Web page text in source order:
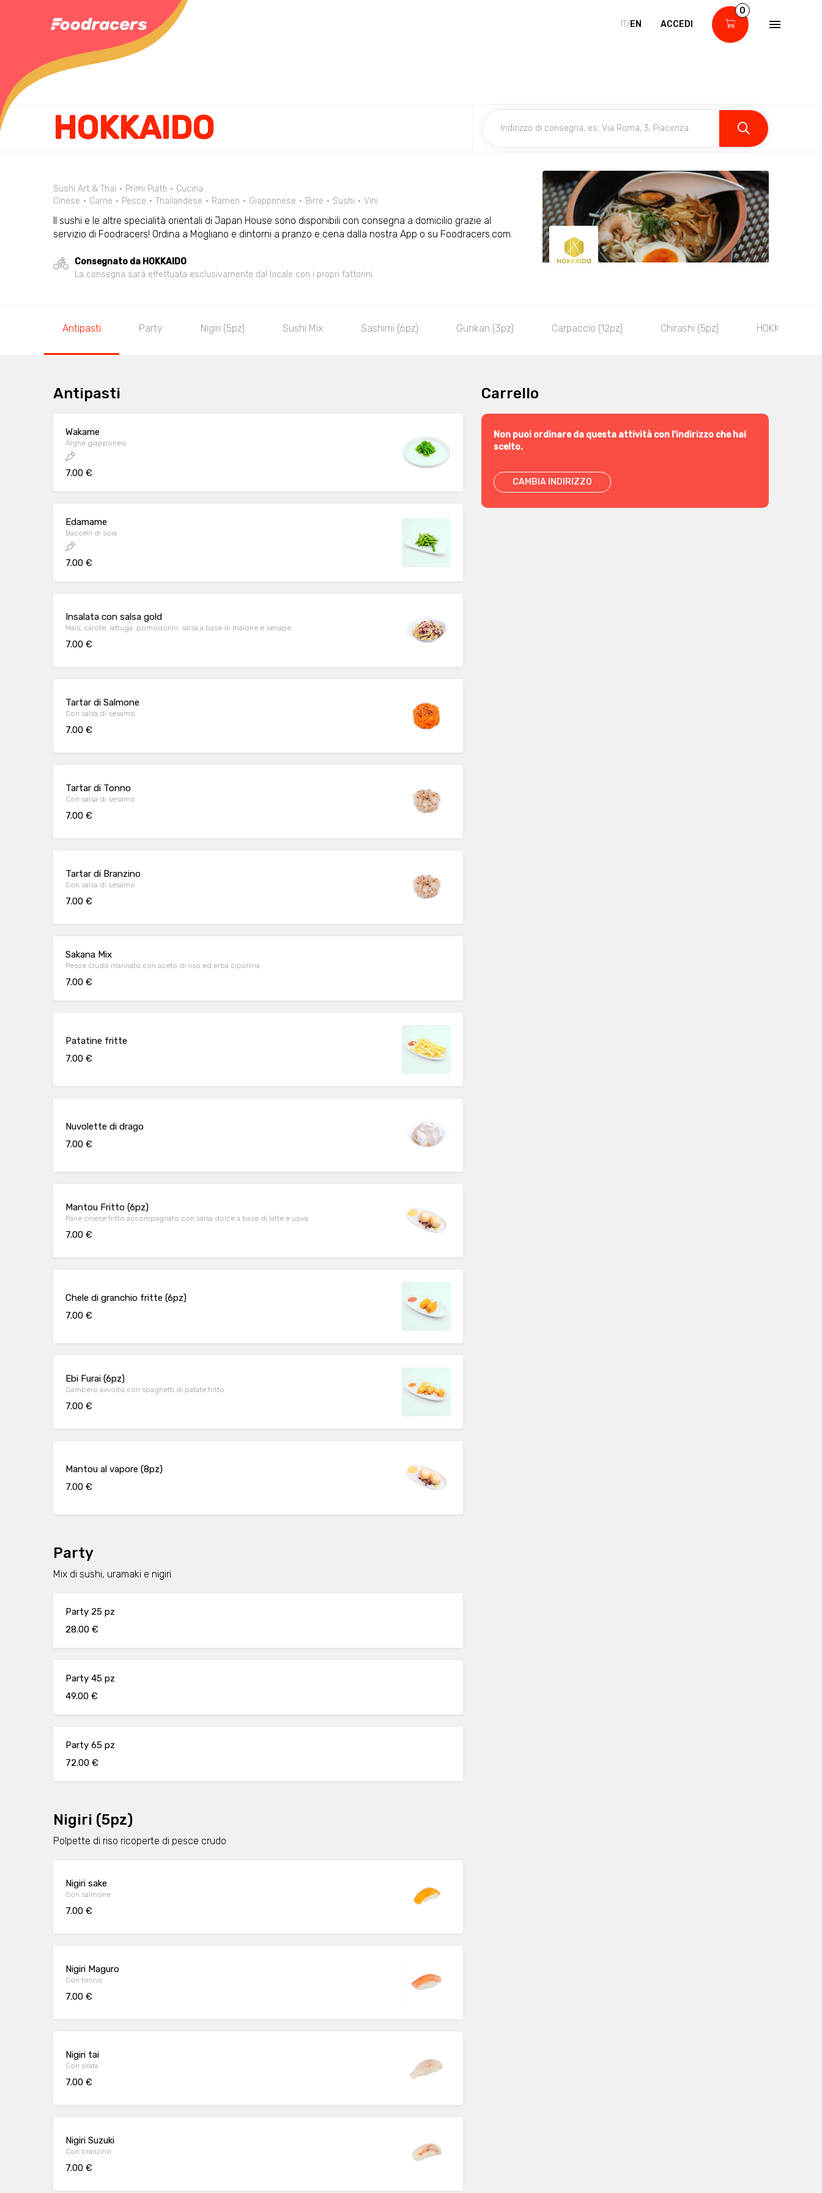
IT/EN ACCEDI
0
HOKKAIDO
Sushi Art & Thai Primi Piatti
Cucina
Cinese
Carne Pesce Thailandese Ramen Giapponese Birre Sushi Vini
Il sushi e le altre specialità orientali di Japan House sono disponibili con consegna a domicilio grazie al
servizio di Foodracers! Ordina a Mogliano e dintorni a pranzo e cena dalla nostra App o su Foodracers.com.
Consegnato da HOKKAIDO
La consegna sarà effettuata esclusivamente dal locale con i propri fattorini.
Antipasti Party Nigiri (5pz) Sushi Mix Sashimi (6pz) Gunkan (3pz) Carpaccio (12pz) Chirashi (5pz) HOKKAIDO
Antipasti
Wakame
Alghe giapponesi
7.00 €
Edamame
Baccelli di soia
7.00 €
Insalata con salsa gold
Mais, carote, lattuga, pomodorini, salsa a base di maione e senape
7.00 €
Tartar di Salmone
Con salsa di sesamo
7.00 €
Tartar di Tonno
Con salsa di sesamo
7.00 €
Tartar di Branzino
Con salsa di sesamo
7.00 €
Sakana Mix
Pesce crudo marinato con aceto di riso ed erba cipollina
7.00 €
Patatine fritte
7.00 €
Nuvolette di drago
7.00 €
Mantou Fritto (6pz)
Pane cinese fritto accompagnato con salsa dolce a base di latte e uova
7.00 €
Chele di granchio fritte (6pz)
7.00 €
Ebi Furai (6pz)
Gambero avvolto con spaghetti di patate fritto
7.00 €
Mantou al vapore (8pz)
7.00 €
Party
Mix di sushi, uramaki e nigiri
Party 25 pz
28.00 €
Party 45 pz
49.00 €
Party 65 pz
72.00 €
Nigiri (5pz)
Polpette di riso ricoperte di pesce crudo
Nigiri sake
Con salmone
7.00 €
Nigiri Maguro
Con tonno
7.00 €
Nigiri tai
Con orata
7.00 €
Nigiri Suzuki
Con branzino
7.00 €
Carrello
Non puoi ordinare da questa attività con l'indirizzo che hai
scelto.
CAMBIA INDIRIZZO